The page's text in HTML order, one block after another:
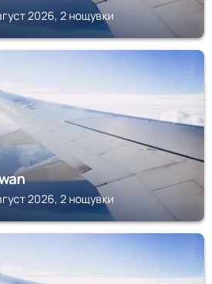
2026, 2 нощувки
2026, 2 нощувки